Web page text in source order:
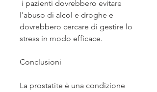
l'abuso di alcol e droghe e
dovrebbero cercare di gestire lo
stress in modo efficace.
Conclusioni
La prostatite è una condizione